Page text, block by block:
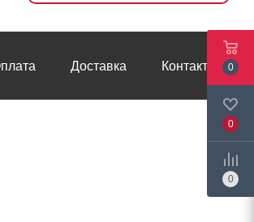
Доставка Контакты 0
0
0